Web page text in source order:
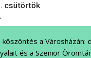
csütörtök
a Városházán:
és a Szenior